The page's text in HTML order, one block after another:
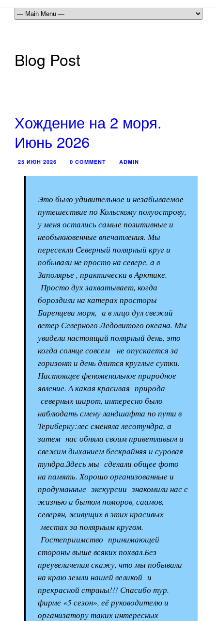
Blog Post
Хождение на 2 моря.
Июнь 2026
25 ИЮН 2026 0 COMMENT ADMIN
Это было удивительное и незабываемое
путешествие по Кольскому полуострову,
у меня остались самые позитивные и
необыкновенные впечатления. Мы
пересекли Северный полярный круг и
побывали не просто на севере, а в
Заполярье , практически в Арктике.
Просто дух захватывает, когда
бороздили на катерах просторы
Баренцева моря, а в лицо дул свежий
ветер Северного Ледовитого океана. Мы
увидели настоящий полярный день, это
когда солнце совсем не опускается за
горизонт и день длится круглые сутки.
Настоящее феноменальное природное
явление. А какая красивая природа
северных широт, интересно было
наблюдать смену ландшафта по пути в
Териберку:лес сменяла лесотундра, а
затем нас обняла своим приветливым и
свежим дыханием бескрайняя и суровая
тундра.Здесь мы сделали общее фото
на память. Хорошо организованные и
продуманные экскурсии знакомили нас с
жизнью и бытом поморов, саамов,
северян, живущих в этих красивых
местах за полярным кругом.
Гостеприимство принимающей
стороны выше всяких похвал.Без
преувеличения скажу, что мы побывали
на краю земли нашей великой и
прекрасной страны!!! Спасибо тур.
фирме «5 сезон», её руководителю и
организатору таких интересных